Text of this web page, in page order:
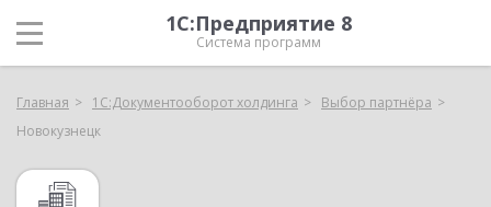
1С:Предприятие 8
Система программ
Главная 1С:Документооборот холдинга
Выбор партнёра
Новокузнецк